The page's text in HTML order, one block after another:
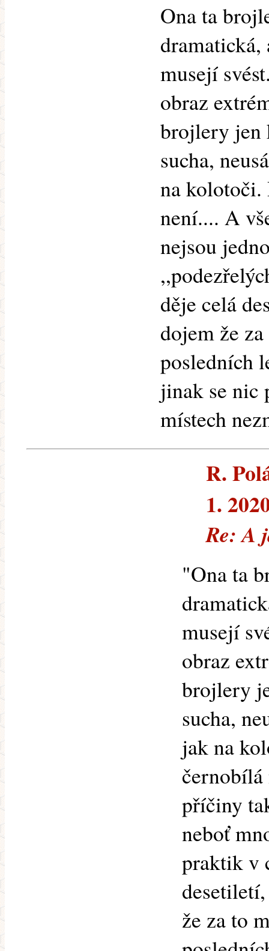
Ona ta
dramatická,
musejí
obraz
brojlery jen
sucha,
na kolotoči.
není.... A
nejsou
děje celá
dojem že
posledních
jinak se nic
místech
R.
1.
Re: A
"Ona ta
musejí
obraz
brojlery
sucha,
jak na
příčiny
neboť
praktik v
že za to